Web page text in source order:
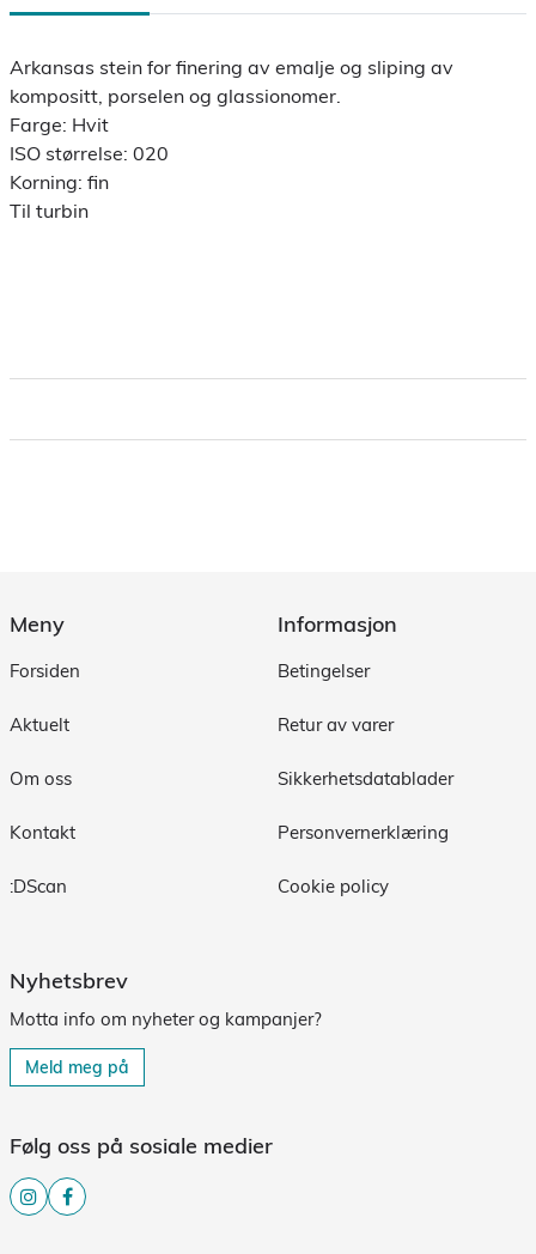
Arkansas stein for finering av emalje og sliping av
kompositt, porselen og glassionomer.
Farge: Hvit
ISO størrelse: 020
Korning: fin
Til turbin
Meny
Forsiden
Aktuelt
Om oss
Kontakt
:DScan
Informasjon
Betingelser
Retur av varer
Sikkerhetsdatablader
Personvernerklæring
Cookie policy
Nyhetsbrev
Motta info om nyheter og kampanjer?
Meld meg på
Følg oss på sosiale medier